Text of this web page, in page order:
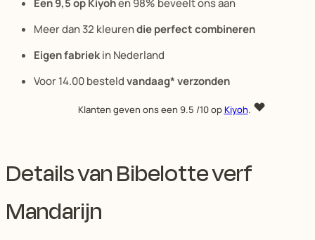
Een 9,5 op Kiyohen 98% beveelt ons aan
Meer dan 32 kleurendie perfect combineren
Eigen fabriekin Nederland
Voor 14.00 besteldvandaag* verzonden
Klanten geven ons een 9.5 /10 opKiyoh.
Details van Bibelotte verf
Mandarijn